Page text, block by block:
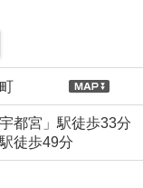
都宮」駅徒歩33分
徒歩49分